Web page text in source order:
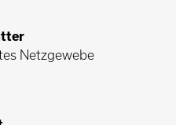
Netzgewebe